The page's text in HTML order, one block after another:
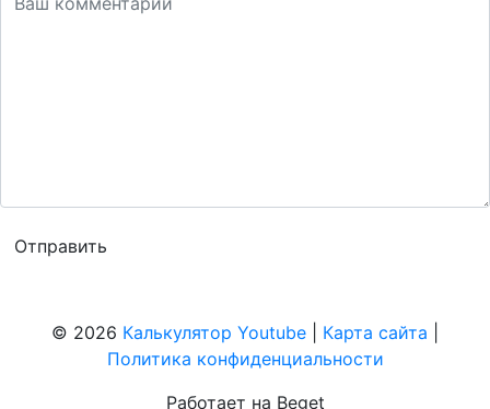
© 2026 Калькулятор Youtube Карта сайта
Политика конфиденциальности
Работает на Beget